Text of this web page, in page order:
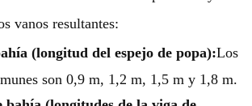
vanos resultantes:
(longitud del espejo de popa):Los
son 0,9 m, 1,2 m, 1,5 m y 1,8 m.